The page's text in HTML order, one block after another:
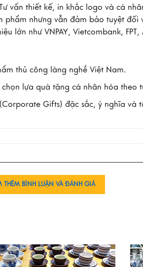
vấn thiết kế, in khắc logo và cá
phẩm nhưng vẫn đảm bảo tuyệt
lớn như VNPAY, Vietcombank,
thủ công làng nghề Việt Nam.
lựa quà tặng cá nhân hóa theo
Gifts) đặc sắc, ý nghĩa và
THÊM BÌNH LUẬN VÀ ĐÁNH GIÁ